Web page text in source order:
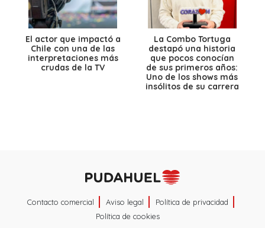
El actor que impactó a
Chile con una de las
interpretaciones más
crudas de la TV
La Combo Tortuga
destapó una historia
que pocos conocían
de sus primeros años:
Uno de los shows más
insólitos de su carrera
Contacto comercial Aviso legal
Política de privacidad
Política de cookies